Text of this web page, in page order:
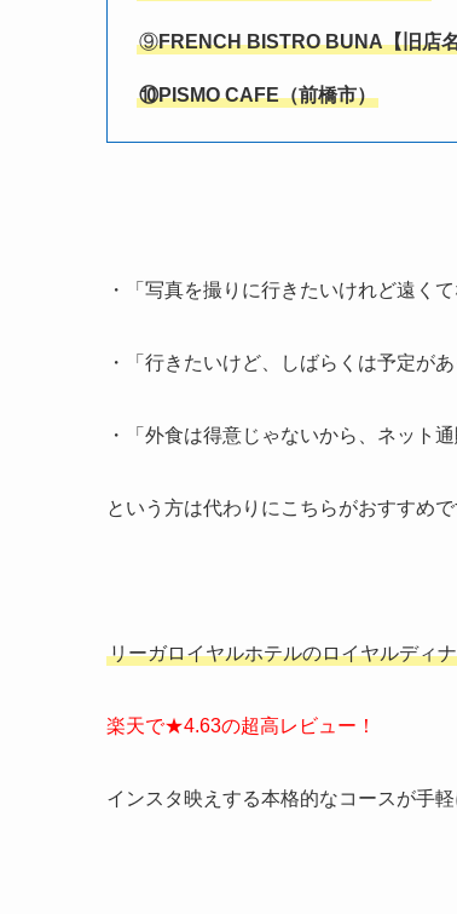
⑨FRENCH BISTRO BUNA【旧店
⑩PISMO CAFE（前橋市）
・「写真を撮りに行きたいけれど遠く
・「行きたいけど、しばらくは予定があ
・「外食は得意じゃないから、ネット
という方は代わりにこちらがおすすめで
リーガロイヤルホテルのロイヤルディ
楽天で★4.63の超高レビュー！
インスタ映えする本格的なコースが手